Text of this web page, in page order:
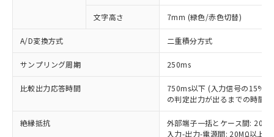
文字高さ 7mm (緑色/赤色切替)
A/D変換方式 二重積分方式
サンプリング周期 250ms
比較出力応答時間
750ms以下 (入力信号の15%
の判定出力が出るまでの時間)
絶縁抵抗
外部端子一括とケース間:
入力-出力-電源間: 20MΩ以上
当社制御機器事業取扱商品の中には、
本サービスの対象外となる商品もある
ことをご了承ください。
在庫状況および標準価格照会結果は、
記載している更新日時点での社内デー
タに基づき作成されるものであり、閲
覧された時点での実際の在庫および標
準価格とは異なる場合があることをご
害物質有無と関係のない商品です。
仕入先様の事情により、非含有部品として
いたものが、含有品と判明した場合などや
むを得ず変更することがあります。
鉛(Pb) 1000ppm以下、 水銀(Hg) 1000ppm以下、 カド
六価クロム(Cr(Ⅵ)) 1000ppm以下、ポリ臭化ビフェニル
類(PBB) 1000ppm以下、ポリ臭化ジフェニルエーテル類
(PBDE) 1000ppm以下、フタル酸ビス(2-エチルヘキシ
ル) (DEHP)(別名：DOP) 1000ppm以下、フタル酸ブチ
基準値以下であることを示します。
「×」：最大均質材料含有率が中国RoHSの
基準値を超えていることを示します。
「－」：未確認です。当社販売部門へお問
い合わせください。
*中国RoHS10物質の基準値 (GB/T26572)：
Pb(鉛) :1000ppm、 Hg(水銀) : 1000ppm、 Cd(カドミウ
ニル類) : 1000ppm、 PBDEs(ポリ臭化ジフェニルエーテ
当社は、これら貴社製品のうち、外国
為替および外国貿易法に定める商品
（以下｢規制貨物等」という）を輸出
または国外への提供する場合は、日本
国政府の輸出許可(または役務取引許
可)を取得するなどの必要な手続きを
当社は規制貨物を破棄する場合は、完
記
一定数以上の在庫あり